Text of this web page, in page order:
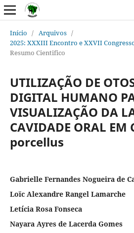
Início / Arquivos /
2025: XXXIII Encontro e XXVII
Resumo Cientifico
UTILIZAÇÃO DE
DIGITAL HUMANO
VISUALIZAÇÃO DA
CAVIDADE ORAL EM
porcellus
Gabrielle Fernandes Nogueira de
Loïc Alexandre Rangel Lamarche
Letícia Rosa Fonseca
Nayara Ayres de Lacerda Gomes